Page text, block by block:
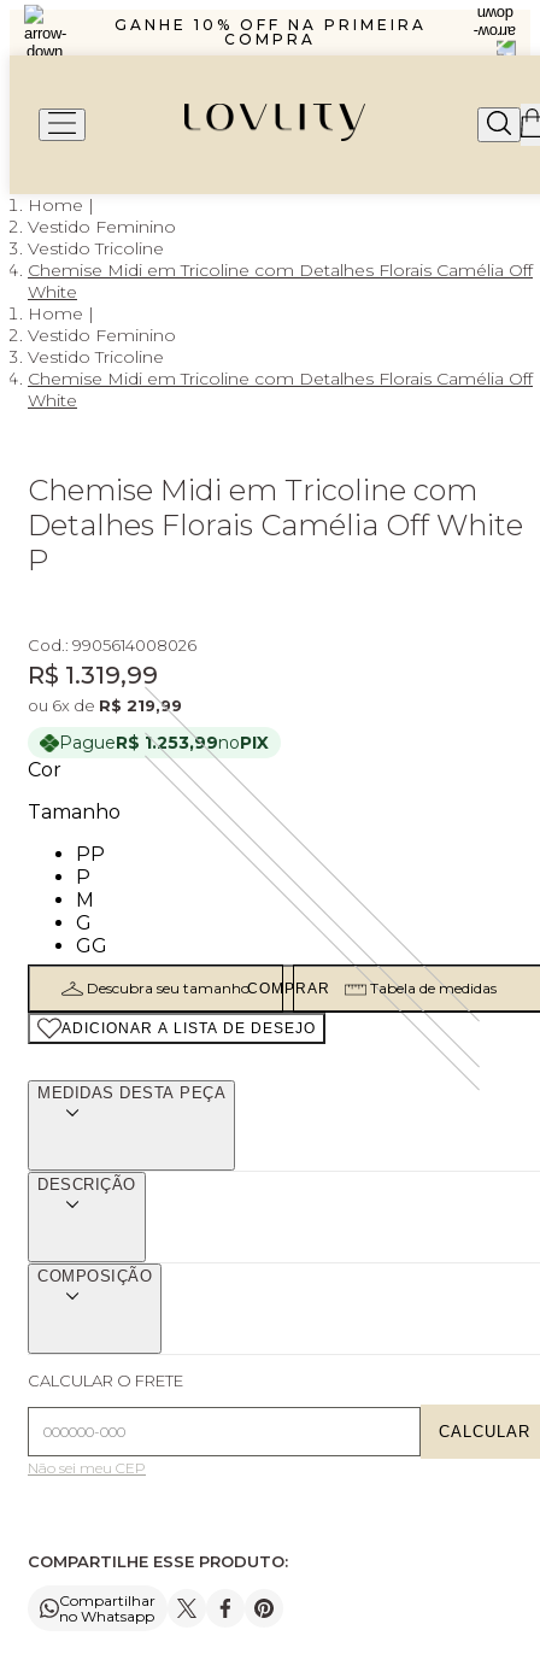
GANHE 10% OFF NA PRIMEIRA
COMPRA
PARCELAMENTO EM ATÉ 6X SEM
R$1299,99 ENVIO PAC
GANHE 10% OFF NA PRIMEIRA
Vestido Feminino
Vestido Tricoline
Chemise Midi em Tricoline com Detalhes Florais Camélia Off
White
Vestido Feminino
Vestido Tricoline
Chemise Midi em Tricoline com Detalhes Florais Camélia Off
White
Chemise Midi em Tricoline com
Detalhes Florais Camélia Off White
P
Cod.: 9905614008026
Price:
R$ 1.319,99
ou 6x de R$ 219,99
PagueR$ 1.253,99noPIX
Cor
Tamanho
Tamanho: PP
PP
Tamanho: P
P
Tamanho: M
M
Tamanho: G
G
Tamanho: GG
GG
Descubra seu tamanho Tabela de medidas
COMPRAR
ADICIONAR A LISTA DE DESEJO
MEDIDAS DESTA PEÇA
DESCRIÇÃO
COMPOSIÇÃO
CALCULAR O FRETE
CALCULAR
Não sei meu CEP
COMPARTILHE ESSE PRODUTO:
Compartilhar
no Whatsapp